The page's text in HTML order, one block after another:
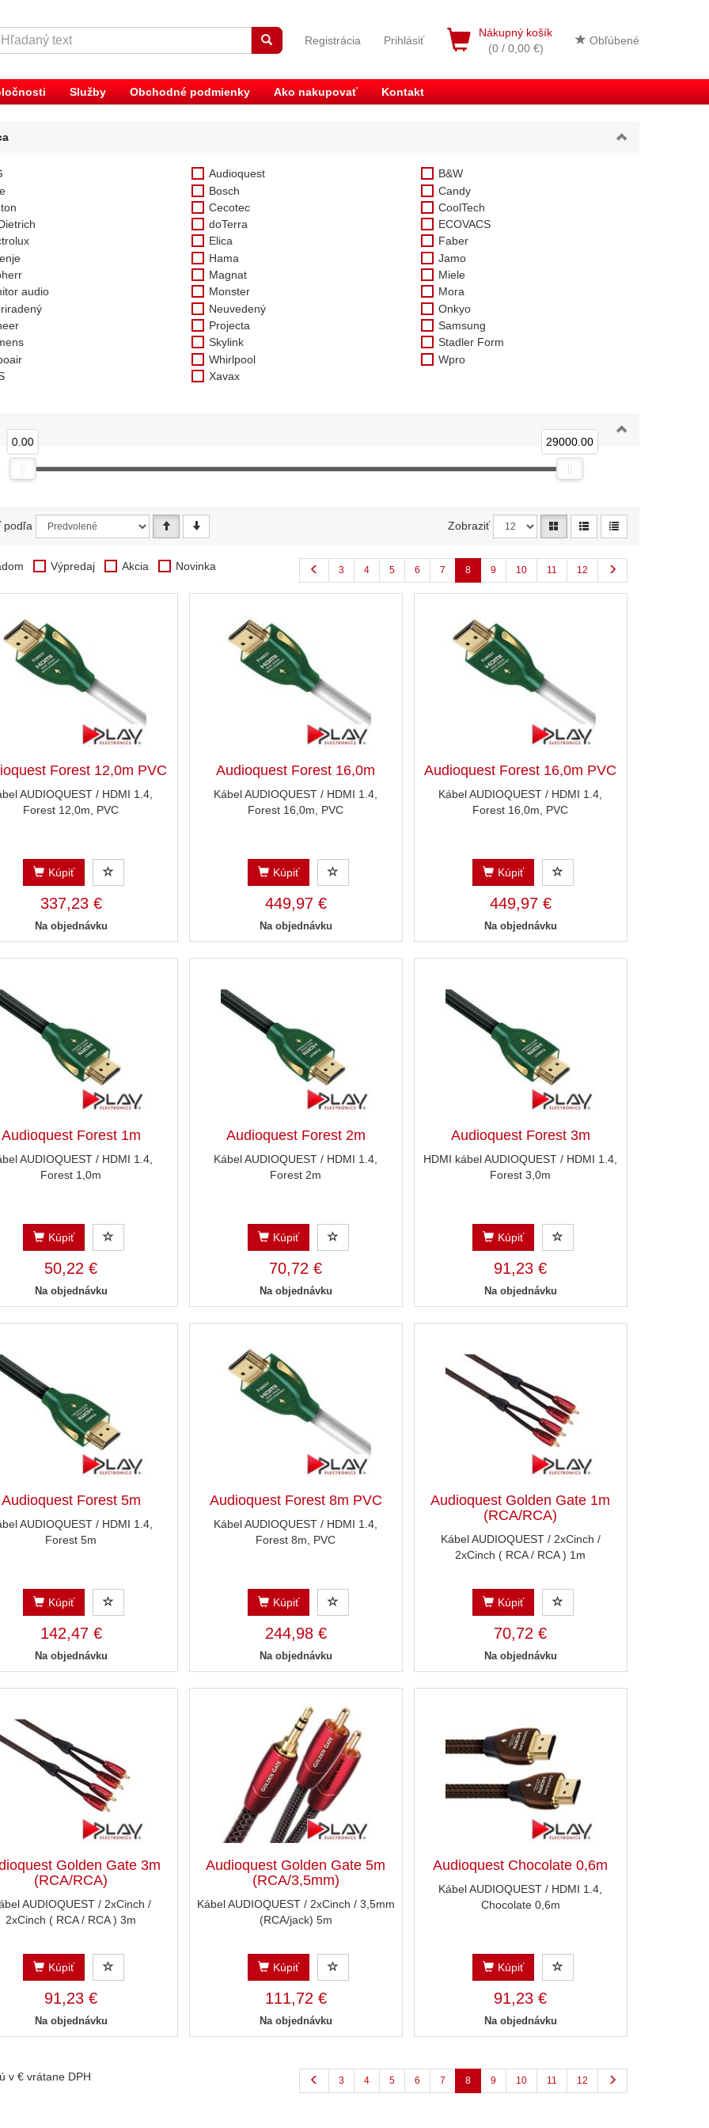
Nákupný košík
(0 / 0,00 €)
Obľúbené
Registrácia Prihlásiť
Služby Obchodné podmienky Ako nakupovať Kontakt
Audioquest
B&W
Bosch
Candy
Cecotec
CoolTech
doTerra
ECOVACS
Elica
Faber
Hama
Jamo
Magnat
Miele
audio
Monster
Mora
Neuvedený
Onkyo
Projecta
Samsung
Skylink
Stadler Form
Whirlpool
Wpro
Xavax
0.00 29000.00
podľa Zobraziť
Výpredaj Akcia Novinka 3 4 5 6 7 8 9 10 11 12
Forest 12,0m PVC
AUDIOQUEST / HDMI 1.4,
Forest 12,0m, PVC
Kúpiť
337,23 €
Na objednávku
Audioquest Forest 16,0m
Kábel AUDIOQUEST / HDMI 1.4,
Forest 16,0m, PVC
Kúpiť
449,97 €
Na objednávku
Audioquest Forest 16,0m PVC
Kábel AUDIOQUEST / HDMI 1.4,
Forest 16,0m, PVC
Kúpiť
449,97 €
Na objednávku
Audioquest Forest 1m
AUDIOQUEST / HDMI 1.4,
Forest 1,0m
Kúpiť
50,22 €
Na objednávku
Audioquest Forest 2m
Kábel AUDIOQUEST / HDMI 1.4,
Forest 2m
Kúpiť
70,72 €
Na objednávku
Audioquest Forest 3m
HDMI kábel AUDIOQUEST / HDMI 1.4,
Forest 3,0m
Kúpiť
91,23 €
Na objednávku
Audioquest Forest 5m
AUDIOQUEST / HDMI 1.4,
Forest 5m
Kúpiť
142,47 €
Na objednávku
Audioquest Forest 8m PVC
Kábel AUDIOQUEST / HDMI 1.4,
Forest 8m, PVC
Kúpiť
244,98 €
Na objednávku
Audioquest Golden Gate 1m
(RCA/RCA)
Kábel AUDIOQUEST / 2xCinch /
2xCinch ( RCA / RCA ) 1m
Kúpiť
70,72 €
Na objednávku
Golden Gate 3m
(RCA/RCA)
AUDIOQUEST / 2xCinch /
2xCinch ( RCA / RCA ) 3m
Kúpiť
91,23 €
Na objednávku
Audioquest Golden Gate 5m
(RCA/3,5mm)
Kábel AUDIOQUEST / 2xCinch / 3,5mm
(RCA/jack) 5m
Kúpiť
111,72 €
Na objednávku
Audioquest Chocolate 0,6m
Kábel AUDIOQUEST / HDMI 1.4,
Chocolate 0,6m
Kúpiť
91,23 €
Na objednávku
v € vrátane DPH 3 4 5 6 7 8 9 10 11 12